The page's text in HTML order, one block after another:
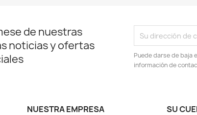
de nuestras
noticias y ofertas
Puede darse de baja
información de
NUESTRA EMPRESA SU